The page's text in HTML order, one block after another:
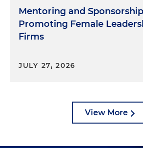
Mentoring and
Promoting Female
Firms
JULY 27, 2026
View More